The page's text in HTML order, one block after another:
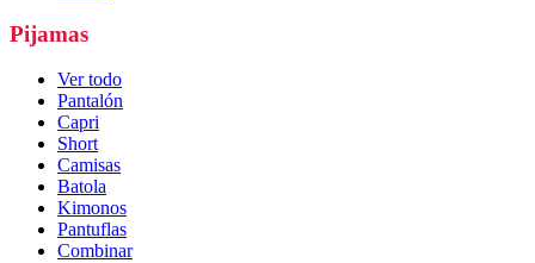
Pijamas
Ver todo
Pantalón
Capri
Short
Camisas
Batola
Kimonos
Pantuflas
Combinar